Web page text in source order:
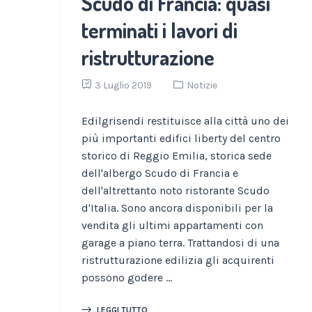
terminati i lavori di
ristrutturazione
3 Luglio 2019 Notizie
Edilgrisendi restituisce alla città uno dei
più importanti edifici liberty del centro
storico di Reggio Emilia, storica sede
dell'albergo Scudo di Francia e
dell'altrettanto noto ristorante Scudo
d'Italia. Sono ancora disponibili per la
vendita gli ultimi appartamenti con
garage a piano terra. Trattandosi di una
ristrutturazione edilizia gli acquirenti
possono godere ...
LEGGI TUTTO